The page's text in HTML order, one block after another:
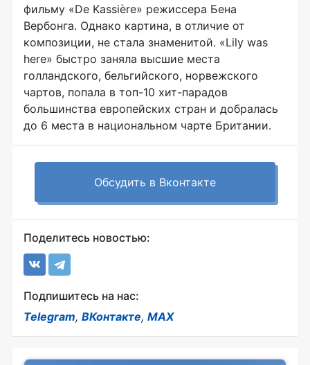
фильму «De Kassière» режиссера Бена
Вербонга. Однако картина, в отличие от
композиции, не стала знаменитой. «Lily was
here» быстро заняла высшие места
голландского, бельгийского, норвежского
чартов, попала в топ-10 хит-парадов
большинства европейских стран и добралась
до 6 места в национальном чарте Британии.
Обсудить в Вконтакте
Поделитесь новостью:
Подпишитесь на нас:
Telegram, ВКонтакте, MAX